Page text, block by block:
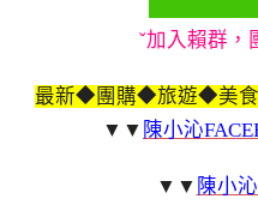
ˇ加入賴群，
最新◆團購◆旅遊◆美
▼▼ 陳小沁
▼▼ 陳小